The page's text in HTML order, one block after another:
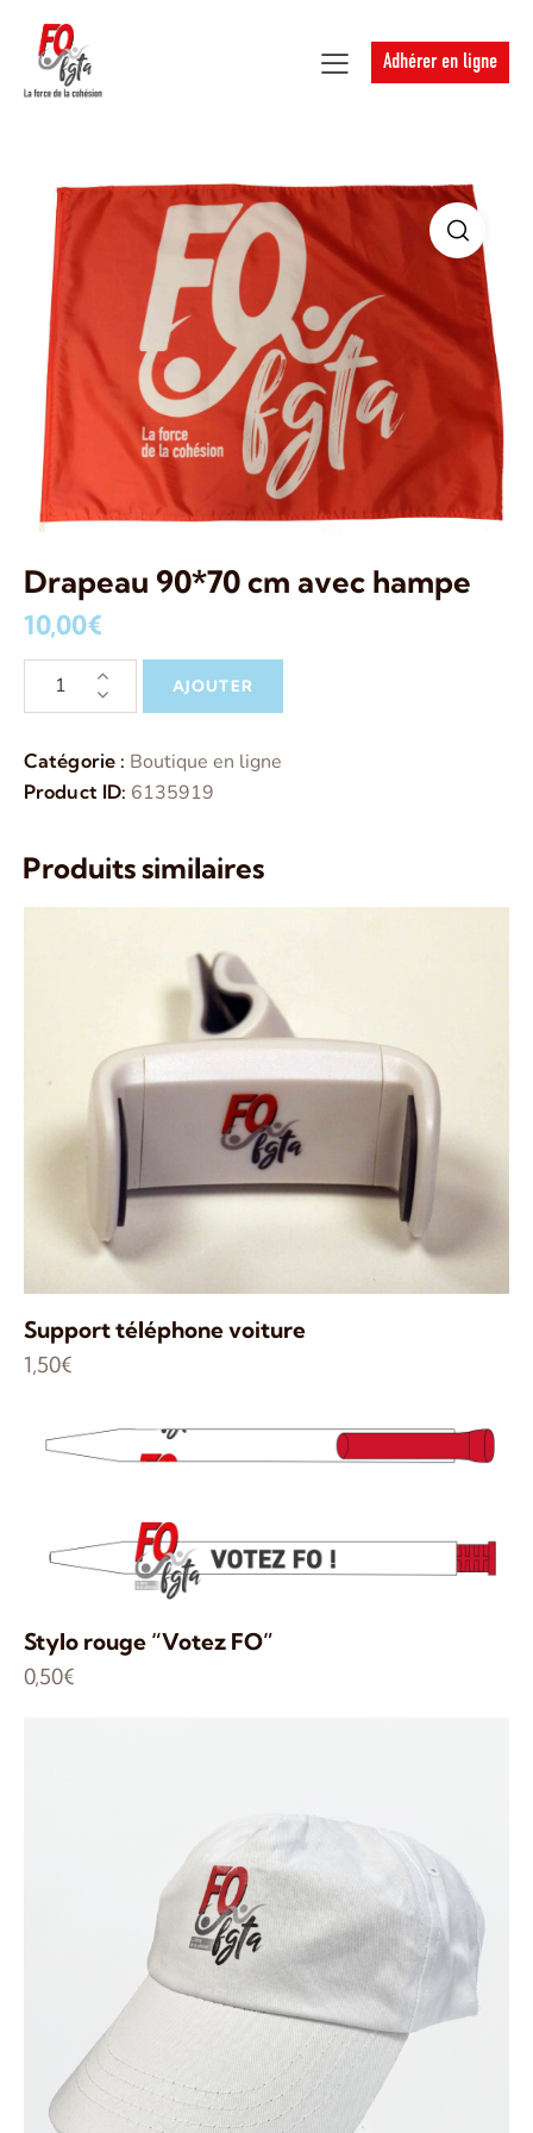
Adhérer en ligne
Drapeau 90*70 cm avec hampe
10,00€
AJOUTER
Catégorie : Boutique en ligne
Product ID: 6135919
Produits similaires
Support téléphone voiture
1,50€
Stylo rouge “Votez FO”
0,50€